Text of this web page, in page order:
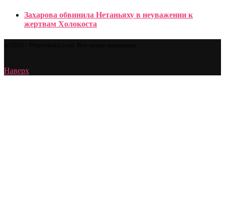
Захарова обвинила Нетаньяху в неуважении к
жертвам Холокоста
Наверх